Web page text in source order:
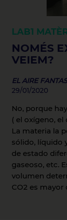
LAB1
NOMÉS
VEIEM?
EL AIRE
29/01/2020
No, porque
( el oxígeno, el
La materia la
sólido, líquido
de estado
gaseoso, etc.
volumen
CO2 es mayor